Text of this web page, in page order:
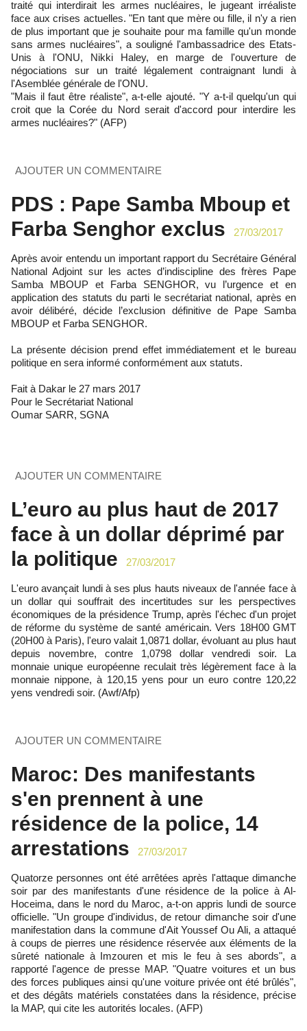
traité qui interdirait les armes nucléaires, le jugeant irréaliste
face aux crises actuelles. "En tant que mère ou fille, il n'y a rien
de plus important que je souhaite pour ma famille qu'un monde
sans armes nucléaires", a souligné l'ambassadrice des Etats-
Unis à l'ONU, Nikki Haley, en marge de l'ouverture de
négociations sur un traité légalement contraignant lundi à
l'Asemblée générale de l'ONU.
"Mais il faut être réaliste", a-t-elle ajouté. "Y a-t-il quelqu'un qui
croit que la Corée du Nord serait d'accord pour interdire les
armes nucléaires?" (AFP)
AJOUTER UN COMMENTAIRE
PDS : Pape Samba Mboup et
Farba Senghor exclus
27/03/2017
Après avoir entendu un important rapport du Secrétaire Général
National Adjoint sur les actes d’indiscipline des frères Pape
Samba MBOUP et Farba SENGHOR, vu l’urgence et en
application des statuts du parti le secrétariat national, après en
avoir délibéré, décide l’exclusion définitive de Pape Samba
MBOUP et Farba SENGHOR.
La présente décision prend effet immédiatement et le bureau
politique en sera informé conformément aux statuts.
Fait à Dakar le 27 mars 2017
Pour le Secrétariat National
Oumar SARR, SGNA
AJOUTER UN COMMENTAIRE
L’euro au plus haut de 2017
face à un dollar déprimé par
la politique
27/03/2017
L'euro avançait lundi à ses plus hauts niveaux de l'année face à
un dollar qui souffrait des incertitudes sur les perspectives
économiques de la présidence Trump, après l'échec d'un projet
de réforme du système de santé américain. Vers 18H00 GMT
(20H00 à Paris), l'euro valait 1,0871 dollar, évoluant au plus haut
depuis novembre, contre 1,0798 dollar vendredi soir. La
monnaie unique européenne reculait très légèrement face à la
monnaie nippone, à 120,15 yens pour un euro contre 120,22
yens vendredi soir. (Awf/Afp)
AJOUTER UN COMMENTAIRE
Maroc: Des manifestants
s'en prennent à une
résidence de la police, 14
arrestations
27/03/2017
Quatorze personnes ont été arrêtées après l'attaque dimanche
soir par des manifestants d'une résidence de la police à Al-
Hoceima, dans le nord du Maroc, a-t-on appris lundi de source
officielle. "Un groupe d'individus, de retour dimanche soir d'une
manifestation dans la commune d'Ait Youssef Ou Ali, a attaqué
à coups de pierres une résidence réservée aux éléments de la
sûreté nationale à Imzouren et mis le feu à ses abords", a
rapporté l'agence de presse MAP. "Quatre voitures et un bus
des forces publiques ainsi qu'une voiture privée ont été brûlés",
et des dégâts matériels constatées dans la résidence, précise
la MAP, qui cite les autorités locales. (AFP)